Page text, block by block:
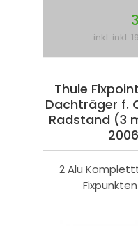
inkl. inkl.
Thule
Dachträger f.
Radstand (3
2 Alu